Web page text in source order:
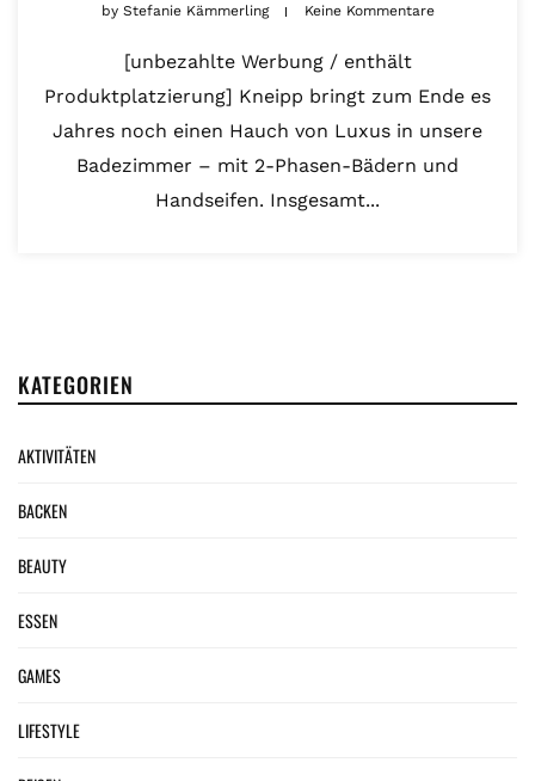
byStefanie Kämmerling Keine Kommentare
[unbezahlte Werbung / enthält
Produktplatzierung] Kneipp bringt zum Ende es
Jahres noch einen Hauch von Luxus in unsere
Badezimmer – mit 2-Phasen-Bädern und
Handseifen. Insgesamt...
KATEGORIEN
AKTIVITÄTEN
BACKEN
BEAUTY
ESSEN
GAMES
LIFESTYLE